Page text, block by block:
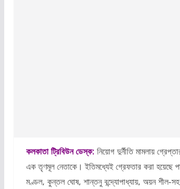
কলকাতা ট্রিবিউন ডেস্ক: নিয়োগ দুর্নীতি মামলায়
এক তৃণমূল নেতাকে। ইতিমধ্যেই গ্রেফতার করা হয়েছে
মণ্ডল, কুন্তল ঘোষ, শান্তনু বন্দ্যোপাধ্যায়, অয়ন শীল-